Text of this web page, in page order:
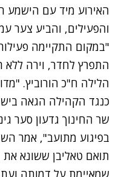
האירוע מיד עם הישמע
והפעילים, והביע צער
"במקום התקיימה
התפרץ לחדר, וירה
הלילה ח"כ הורוביץ.
כנגד הקהילה הגאה
שר החינוך גדעון סער
בפיגוע מתועב", אמר
תואם טאליבן ששונא את
שמאיימת על דמותה